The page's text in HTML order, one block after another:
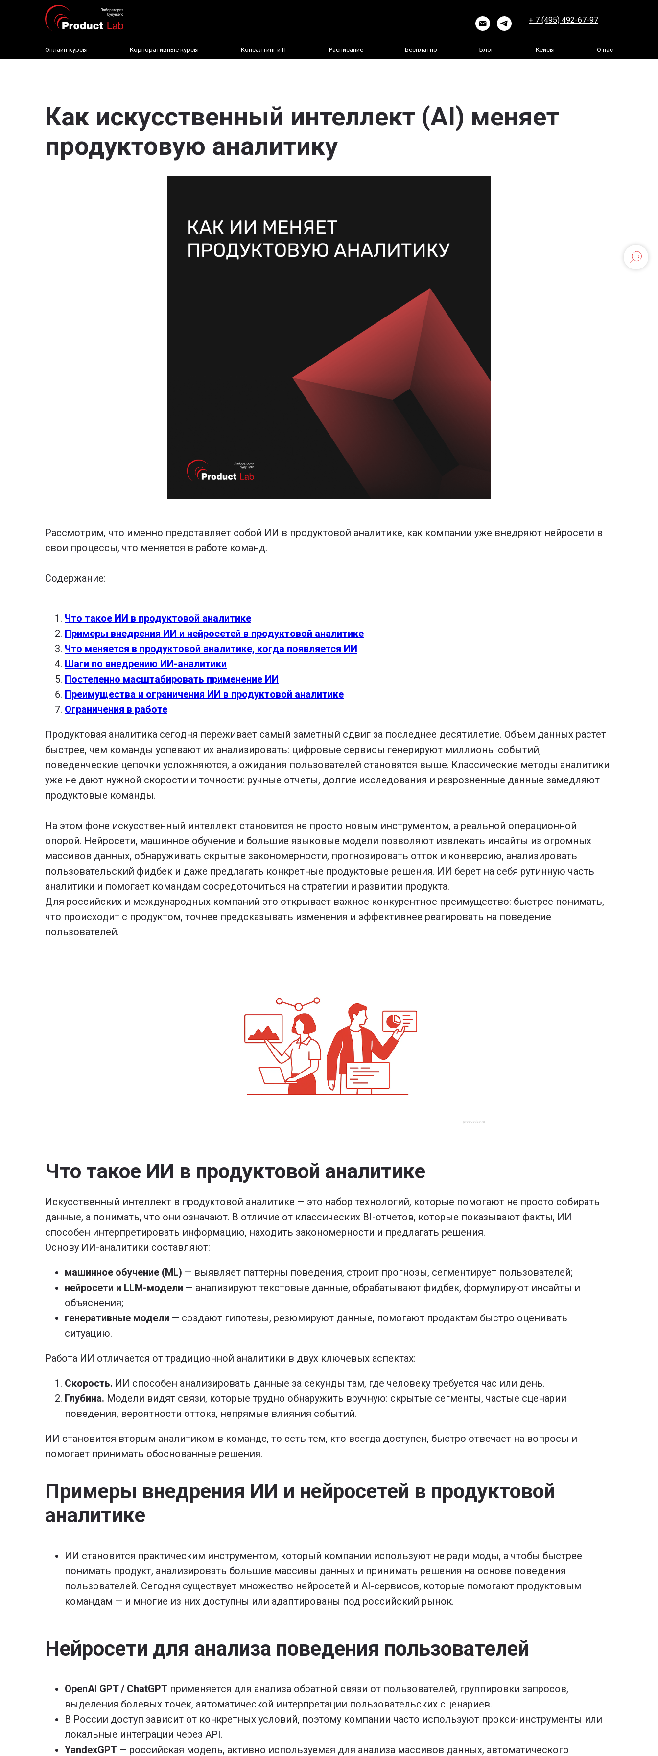
+ 7 (495) 492-67-97
Онлайн-курсы Корпоративные курсы Консалтинг и IT Расписание Бесплатно Блог Кейсы О нас
Как искусственный интеллект (AI) меняет
продуктовую аналитику
Рассмотрим, что именно представляет собой ИИ в продуктовой аналитике, как компании уже внедряют нейросети в
свои процессы, что меняется в работе команд.
Содержание:
Что такое ИИ в продуктовой аналитике
Примеры внедрения ИИ и нейросетей в продуктовой аналитике
Что меняется в продуктовой аналитике, когда появляется ИИ
Шаги по внедрению ИИ-аналитики
Постепенно масштабировать применение ИИ
Преимущества и ограничения ИИ в продуктовой аналитике
Ограничения в работе
Продуктовая аналитика сегодня переживает самый заметный сдвиг за последнее десятилетие. Объем данных растет
быстрее, чем команды успевают их анализировать: цифровые сервисы генерируют миллионы событий,
поведенческие цепочки усложняются, а ожидания пользователей становятся выше. Классические методы аналитики
уже не дают нужной скорости и точности: ручные отчеты, долгие исследования и разрозненные данные замедляют
продуктовые команды.
На этом фоне искусственный интеллект становится не просто новым инструментом, а реальной операционной
опорой. Нейросети, машинное обучение и большие языковые модели позволяют извлекать инсайты из огромных
массивов данных, обнаруживать скрытые закономерности, прогнозировать отток и конверсию, анализировать
пользовательский фидбек и даже предлагать конкретные продуктовые решения. ИИ берет на себя рутинную часть
аналитики и помогает командам сосредоточиться на стратегии и развитии продукта.
Для российских и международных компаний это открывает важное конкурентное преимущество: быстрее понимать,
что происходит с продуктом, точнее предсказывать изменения и эффективнее реагировать на поведение
пользователей.
Что такое ИИ в продуктовой аналитике
Искусственный интеллект в продуктовой аналитике — это набор технологий, которые помогают не просто собирать
данные, а понимать, что они означают. В отличие от классических BI-отчетов, которые показывают факты, ИИ
способен интерпретировать информацию, находить закономерности и предлагать решения.
Основу ИИ-аналитики составляют:
машинное обучение (ML) — выявляет паттерны поведения, строит прогнозы, сегментирует пользователей;
нейросети и LLM-модели — анализируют текстовые данные, обрабатывают фидбек, формулируют инсайты и
объяснения;
генеративные модели — создают гипотезы, резюмируют данные, помогают продактам быстро оценивать
ситуацию.
Работа ИИ отличается от традиционной аналитики в двух ключевых аспектах:
Скорость. ИИ способен анализировать данные за секунды там, где человеку требуется час или день.
Глубина. Модели видят связи, которые трудно обнаружить вручную: скрытые сегменты, частые сценарии
поведения, вероятности оттока, непрямые влияния событий.
ИИ становится вторым аналитиком в команде, то есть тем, кто всегда доступен, быстро отвечает на вопросы и
помогает принимать обоснованные решения.
Примеры внедрения ИИ и нейросетей в продуктовой
аналитике
ИИ становится практическим инструментом, который компании используют не ради моды, а чтобы быстрее
понимать продукт, анализировать большие массивы данных и принимать решения на основе поведения
пользователей. Сегодня существует множество нейросетей и AI-сервисов, которые помогают продуктовым
командам — и многие из них доступны или адаптированы под российский рынок.
Нейросети для анализа поведения пользователей
OpenAI GPT / ChatGPT применяется для анализа обратной связи от пользователей, группировки запросов,
выделения болевых точек, автоматической интерпретации пользовательских сценариев.
В России доступ зависит от конкретных условий, поэтому компании часто используют прокси-инструменты или
локальные интеграции через API.
YandexGPT — российская модель, активно используемая для анализа массивов данных, автоматического